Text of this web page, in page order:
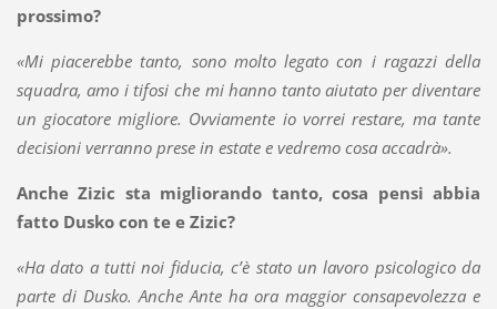
prossimo?
«Mi piacerebbe tanto, sono molto legato con i ragazzi della
squadra, amo i tifosi che mi hanno tanto aiutato per diventare
un giocatore migliore. Ovviamente io vorrei restare, ma tante
decisioni verranno prese in estate e vedremo cosa accadrà».
Anche Zizic sta migliorando tanto, cosa pensi abbia
fatto Dusko con te e Zizic?
«Ha dato a tutti noi fiducia, c’è stato un lavoro psicologico da
parte di Dusko. Anche Ante ha ora maggior consapevolezza e